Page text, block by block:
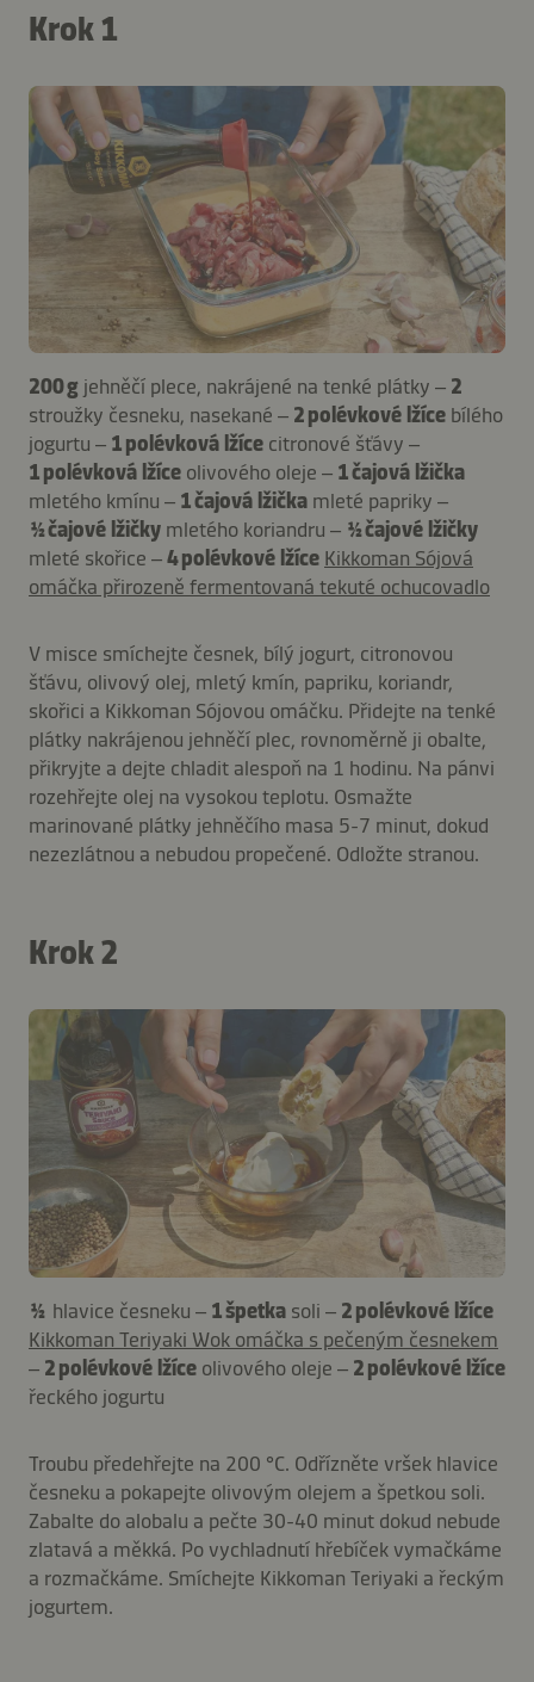
Krok 1
200 g jehněčí plece, nakrájené na tenké plátky – 2
stroužky česneku, nasekané – 2 polévkové lžíce bílého
jogurtu – 1 polévková lžíce citronové šťávy –
1 polévková lžíce olivového oleje – 1 čajová lžička
mletého kmínu – 1 čajová lžička mleté ​​papriky –
½ čajové lžičky mletého koriandru – ½ čajové lžičky
mleté ​​skořice –4 polévkové lžíce Kikkoman Sójová
omáčka přirozeně fermentovaná tekuté ochucovadlo
V misce smíchejte česnek, bílý jogurt, citronovou
šťávu, olivový olej, mletý kmín, papriku, koriandr,
skořici a Kikkoman Sójovou omáčku. Přidejte na tenké
plátky nakrájenou jehněčí plec, rovnoměrně ji obalte,
přikryjte a dejte chladit alespoň na 1 hodinu. Na pánvi
rozehřejte olej na vysokou teplotu. Osmažte
marinované plátky jehněčího masa 5-7 minut, dokud
nezezlátnou a nebudou propečené. Odložte stranou.
Krok 2
½ hlavice česneku – 1 špetka soli – 2 polévkové lžíce
Kikkoman Teriyaki Wok omáčka s pečeným česnekem
– 2 polévkové lžíce olivového oleje – 2 polévkové lžíce
řeckého jogurtu
Troubu předehřejte na 200 °C. Odřízněte vršek hlavice
česneku a pokapejte olivovým olejem a špetkou soli.
Zabalte do alobalu a pečte 30-40 minut dokud nebude
zlatavá a měkká. Po vychladnutí hřebíček vymačkáme
a rozmačkáme. Smíchejte Kikkoman Teriyaki a řeckým
jogurtem.